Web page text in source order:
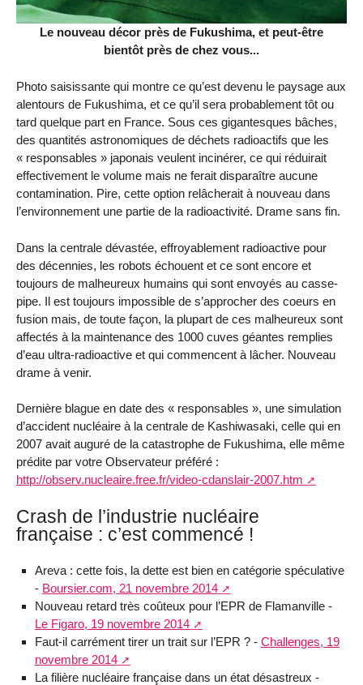
Le nouveau décor près de Fukushima, et peut-être
bientôt près de chez vous...
Photo saisissante qui montre ce qu’est devenu le paysage aux
alentours de Fukushima, et ce qu’il sera probablement tôt ou
tard quelque part en France. Sous ces gigantesques bâches,
des quantités astronomiques de déchets radioactifs que les
« responsables » japonais veulent incinérer, ce qui réduirait
effectivement le volume mais ne ferait disparaître aucune
contamination. Pire, cette option relâcherait à nouveau dans
l’environnement une partie de la radioactivité. Drame sans fin.
Dans la centrale dévastée, effroyablement radioactive pour
des décennies, les robots échouent et ce sont encore et
toujours de malheureux humains qui sont envoyés au casse-
pipe. Il est toujours impossible de s’approcher des coeurs en
fusion mais, de toute façon, la plupart de ces malheureux sont
affectés à la maintenance des 1000 cuves géantes remplies
d’eau ultra-radioactive et qui commencent à lâcher. Nouveau
drame à venir.
Dernière blague en date des « responsables », une simulation
d’accident nucléaire à la centrale de Kashiwasaki, celle qui en
2007 avait auguré de la catastrophe de Fukushima, elle même
prédite par votre Observateur préféré :
http://observ.nucleaire.free.fr/video-cdanslair-2007.htm
Crash de l’industrie nucléaire
française : c’est commencé !
Areva : cette fois, la dette est bien en catégorie spéculative
- Boursier.com, 21 novembre 2014
Nouveau retard très coûteux pour l’EPR de Flamanville -
Le Figaro, 19 novembre 2014
Faut-il carrément tirer un trait sur l’EPR ? - Challenges, 19
novembre 2014
La filière nucléaire française dans un état désastreux -